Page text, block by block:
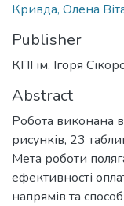
Кривда, Олена
Publisher
КПІ ім. Ігоря
Abstract
Робота виконана в
рисунків, 23
Мета роботи
ефективності
напрямів та